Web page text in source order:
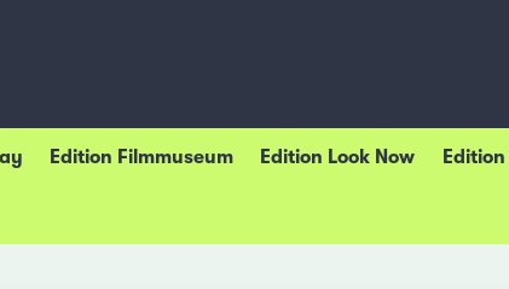
Edition Filmmuseum Edition Look Now